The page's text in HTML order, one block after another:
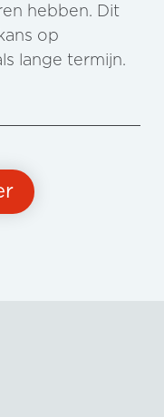
hebben. Dit
op
lange termijn.